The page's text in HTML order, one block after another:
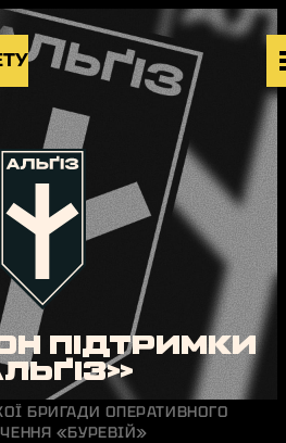
ПІДТРИМКИ
БРИГАДИ ОПЕРАТИВНОГО
«БУРЕВІЙ»